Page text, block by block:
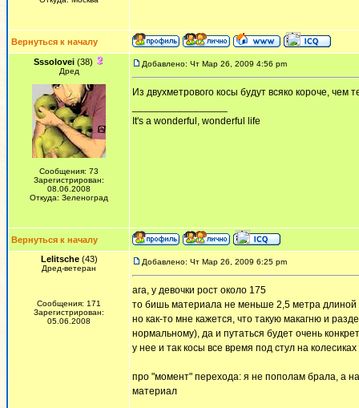
Вернуться к началу
Sssolovei (38)
Дред
Сообщения: 73
Зарегистрирован:
08.06.2008
Откуда: Зеленоград
Добавлено: Чт Мар 26, 2009 4:56 pm
Из двухметрового косы будут всяко короче, чем
It's a wonderful, wonderful life
Вернуться к началу
Lelitsche(43)
Дред-ветеран
Сообщения: 171
Зарегистрирован:
05.06.2008
Добавлено: Чт Мар 26, 2009 6:25 pm
ага, у девочки рост около 175
то бишь материала не меньше 2,5 метра длиной
но как-то мне кажется, что такую макагню и
нормальному), да и путаться будет очень
у нее и так косы все время под стул на
про "момент" перехода: я не пополам брала, а
материал